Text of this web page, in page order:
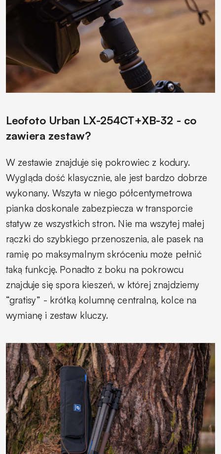
Leofoto Urban LX-254CT+XB-32 - co
zawiera zestaw?
W zestawie znajduje się pokrowiec z kodury.
Wygląda dość klasycznie, ale jest bardzo dobrze
wykonany. Wszyta w niego półcentymetrowa
pianka doskonale zabezpiecza w transporcie
statyw ze wszystkich stron. Nie ma wszytej małej
rączki do szybkiego przenoszenia, ale pasek na
ramię po maksymalnym skróceniu może pełnić
taką funkcję. Ponadto z boku na pokrowcu
znajduje się spora kieszeń, w której znajdziemy
“gratisy” - krótką kolumnę centralną, kolce na
wymianę i zestaw kluczy.